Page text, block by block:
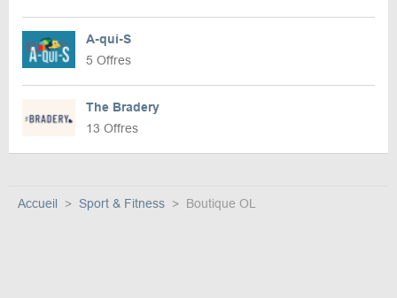
A-qui-S
5 Offres
The Bradery
13 Offres
Accueil Sport & Fitness Boutique OL